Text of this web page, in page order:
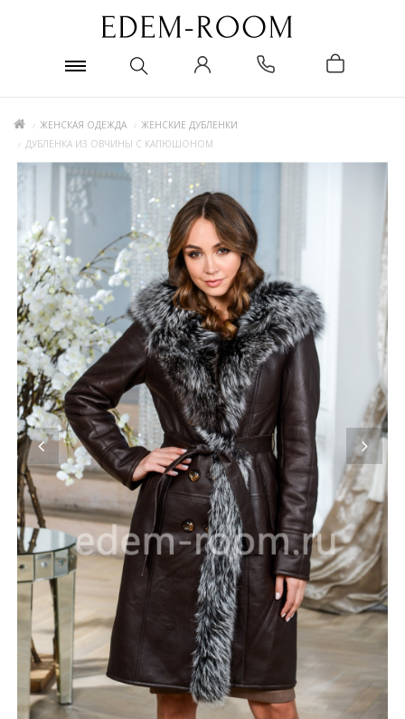
ЖЕНСКАЯ ОДЕЖДА
ЖЕНСКИЕ ДУБЛЕНКИ
ДУБЛЕНКА ИЗ ОВЧИНЫ С КАПЮШОНОМ